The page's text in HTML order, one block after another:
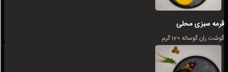
قرمه سبزی محلی
گوشت ران گوساله 120 گرم